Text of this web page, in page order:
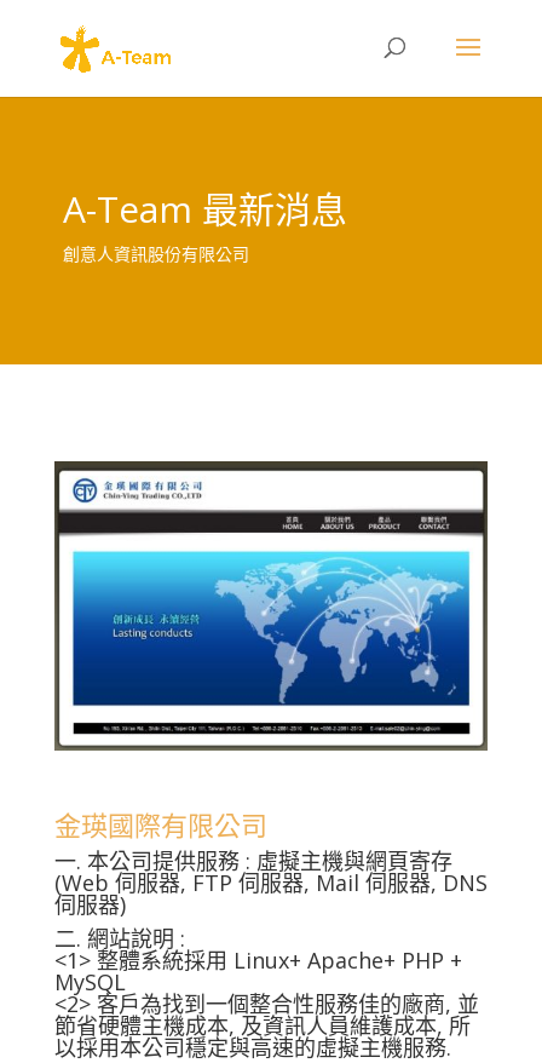
A-Team 最新消息
創意人資訊股份有限公司
金瑛國際有限公司
一. 本公司提供服務 : 虛擬主機與網頁寄存
(Web 伺服器, FTP 伺服器, Mail 伺服器, DNS
伺服器)
二. 網站說明 :
<1> 整體系統採用 Linux+ Apache+ PHP +
MySQL
<2> 客戶為找到一個整合性服務佳的廠商, 並
節省硬體主機成本, 及資訊人員維護成本, 所
以採用本公司穩定與高速的虛擬主機服務.